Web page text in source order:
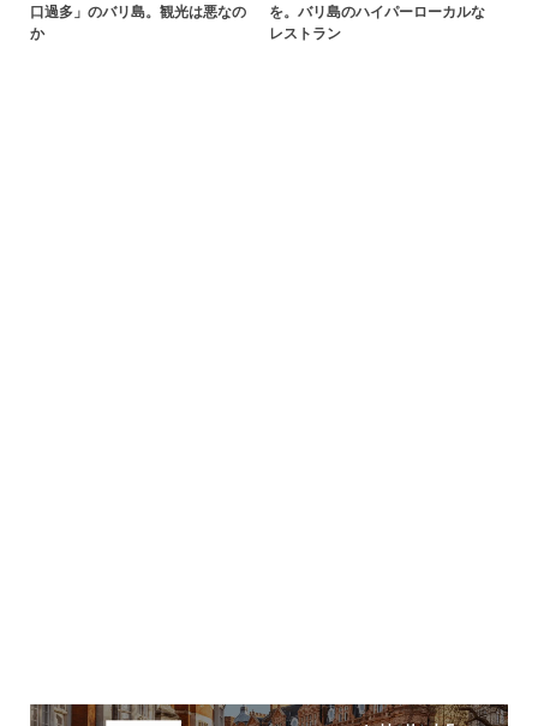
口過多」のバリ島。観光は悪なの
か
を。バリ島のハイパーローカルな
レストラン